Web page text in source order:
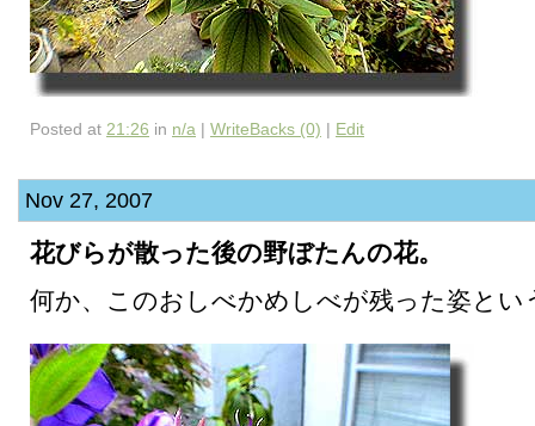
Posted at 21:26 in n/a | WriteBacks (0) | Edit
Nov 27, 2007
花びらが散った後の野ぼたんの花。
何か、このおしべかめしべが残った姿とい